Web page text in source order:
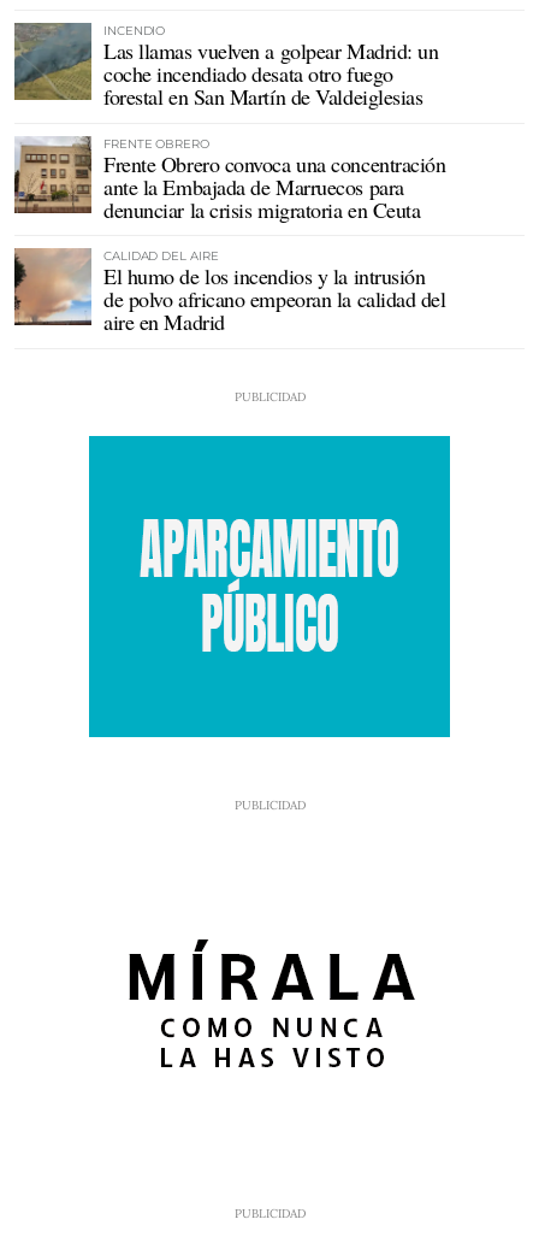
INCENDIO
Las llamas vuelven a golpear Madrid: un
coche incendiado desata otro fuego
forestal en San Martín de Valdeiglesias
FRENTE OBRERO
Frente Obrero convoca una concentración
ante la Embajada de Marruecos para
denunciar la crisis migratoria en Ceuta
CALIDAD DEL AIRE
El humo de los incendios y la intrusión
de polvo africano empeoran la calidad del
aire en Madrid